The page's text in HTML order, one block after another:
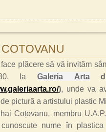
plăcere să vă invităm
la Galeria Arta
), unde va
de pictură a artistului plastic
Coțovanu, membru
nume în plastica